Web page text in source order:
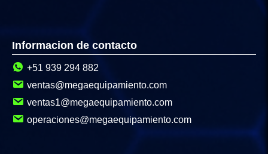
Informacion de contacto
+51 939 294 882
ventas@megaequipamiento.com
ventas1@megaequipamiento.com
operaciones@megaequipamiento.com